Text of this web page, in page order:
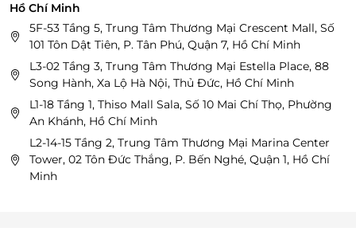
Hồ Chí Minh
5F-53 Tầng 5, Trung Tâm Thương Mại Crescent Mall, Số
101 Tôn Dật Tiên, P. Tân Phú, Quận 7, Hồ Chí Minh
L3-02 Tầng 3, Trung Tâm Thương Mại Estella Place, 88
Song Hành, Xa Lộ Hà Nội, Thủ Đức, Hồ Chí Minh
L1-18 Tầng 1, Thiso Mall Sala, Số 10 Mai Chí Thọ, Phường
An Khánh, Hồ Chí Minh
L2-14-15 Tầng 2, Trung Tâm Thương Mại Marina Center
Tower, 02 Tôn Đức Thắng, P. Bến Nghé, Quận 1, Hồ Chí
Minh